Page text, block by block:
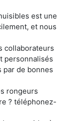
est une
et nous
collaborateurs
personnalisés
par de bonnes
rongeurs
? téléphonez-